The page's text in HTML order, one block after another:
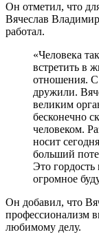
Он отметил, что
Вячеслав
работал.
«Человека
встретить в
отношения.
дружили.
великим
бесконечно
человеком.
носит
больший
Это
огромное
Он добавил, что
профессионализм
любимому делу.